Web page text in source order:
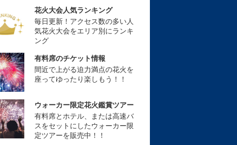
花火大会人気ランキング
毎日更新！アクセス数の多い人
気花火大会をエリア別にランキ
ング
有料席のチケット情報
間近で上がる迫力満点の花火を
座ってゆったり楽しもう！！
ウォーカー限定花火鑑賞ツアー
有料席とホテル、または高速バ
スをセットにしたウォーカー限
定ツアーを販売中！！